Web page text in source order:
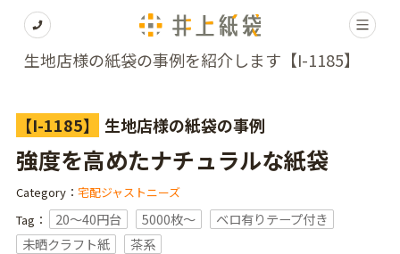
生地店様の紙袋の事例を紹介します【I-1185】
【I-1185】 生地店様の紙袋の事例
強度を高めたナチュラルな紙袋
Category： 宅配ジャストニーズ
Tag：
20～40円台 5000枚〜
ベロ有りテープ付き
未晒クラフト紙
茶系